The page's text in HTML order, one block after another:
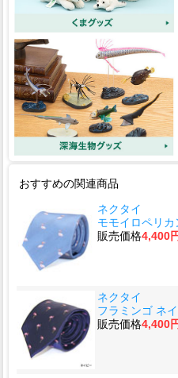
おすすめの関連商品
ネクタイ
モモイロペリカ
販売価格4,400
ネクタイ
フラミンゴ ネ
販売価格4,400